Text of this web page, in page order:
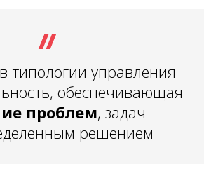
типологии управления
обеспечивающая
проблем, задач
решением